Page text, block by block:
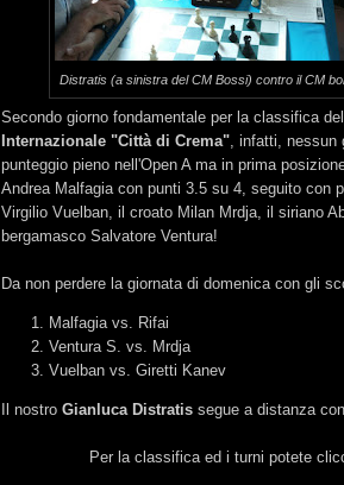
Distratis (a sinistra del CM Bossi) contro il CM
Secondo giorno fondamentale per la classifica
Internazionale "Città di Crema", infatti, nessun
punteggio pieno nell'Open A ma in prima
Andrea Malfagia con punti 3.5 su 4, seguito con
Virgilio Vuelban, il croato Milan Mrdja, il siriano
bergamasco Salvatore Ventura!
Da non perdere la giornata di domenica con gli
Malfagia vs. Rifai
Ventura S. vs. Mrdja
Vuelban vs. Giretti Kanev
Il nostro Gianluca Distratis segue a distanza
Per la classifica ed i turni potete